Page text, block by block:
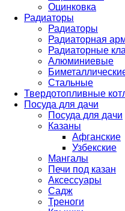
Оцинковка
Радиаторы
Радиаторы
Радиаторная
Радиаторные
Алюминиевые
Стальные
Твердотопливные
Посуда для дачи
Посуда для дачи
Казаны
Афганские
Узбекские
Мангалы
Печи под казан
Аксессуары
Садж
Треноги